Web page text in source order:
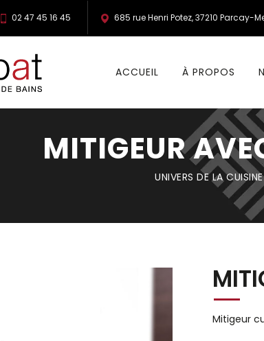
02 47 45 16 45 685 rue Henri Potez, 37210 Parcay-
ACCUEIL À PROPOS
MITIGEUR
UNIVERS DE LA CUISINE
Mitigeur